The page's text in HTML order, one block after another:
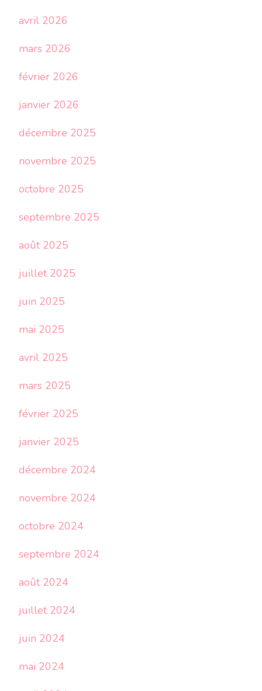
avril 2026
mars 2026
février 2026
janvier 2026
décembre 2025
novembre 2025
octobre 2025
septembre 2025
août 2025
juillet 2025
juin 2025
mai 2025
avril 2025
mars 2025
février 2025
janvier 2025
décembre 2024
novembre 2024
octobre 2024
septembre 2024
août 2024
juillet 2024
juin 2024
mai 2024